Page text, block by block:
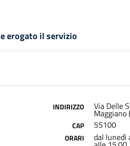
erogato il servizio
INDIRIZZO Via Delle
Maggiano
CAP 55100
ORARI dal lunedì